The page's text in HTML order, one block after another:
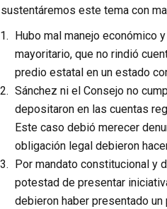
sustentáremos este tema con
Hubo mal manejo económico
mayoritario, que no rindió
predio estatal en un estado
Sánchez ni el Consejo no
depositaron en las cuentas
Este caso debió merecer
obligación legal debieron
Por mandato constitucional y
potestad de presentar
debieron haber presentado